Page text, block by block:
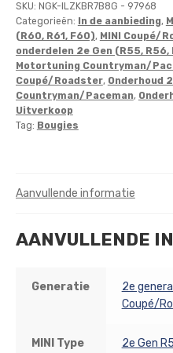
SKU: NGK-ILZKBR7B8G - 97968
Categorieën:
In de aanbieding,
(R60, R61, F60), MINI Coupé/
onderdelen 2e Gen (R55, R56,
Motortuning Countryman/
Coupé/Roadster, Onderhoud
Countryman/Paceman,
Uitverkoop
Tag: Bougies
Aanvullende informatie
AANVULLENDE
Generatie 2e
Coupé/
MINI Type 2e Gen